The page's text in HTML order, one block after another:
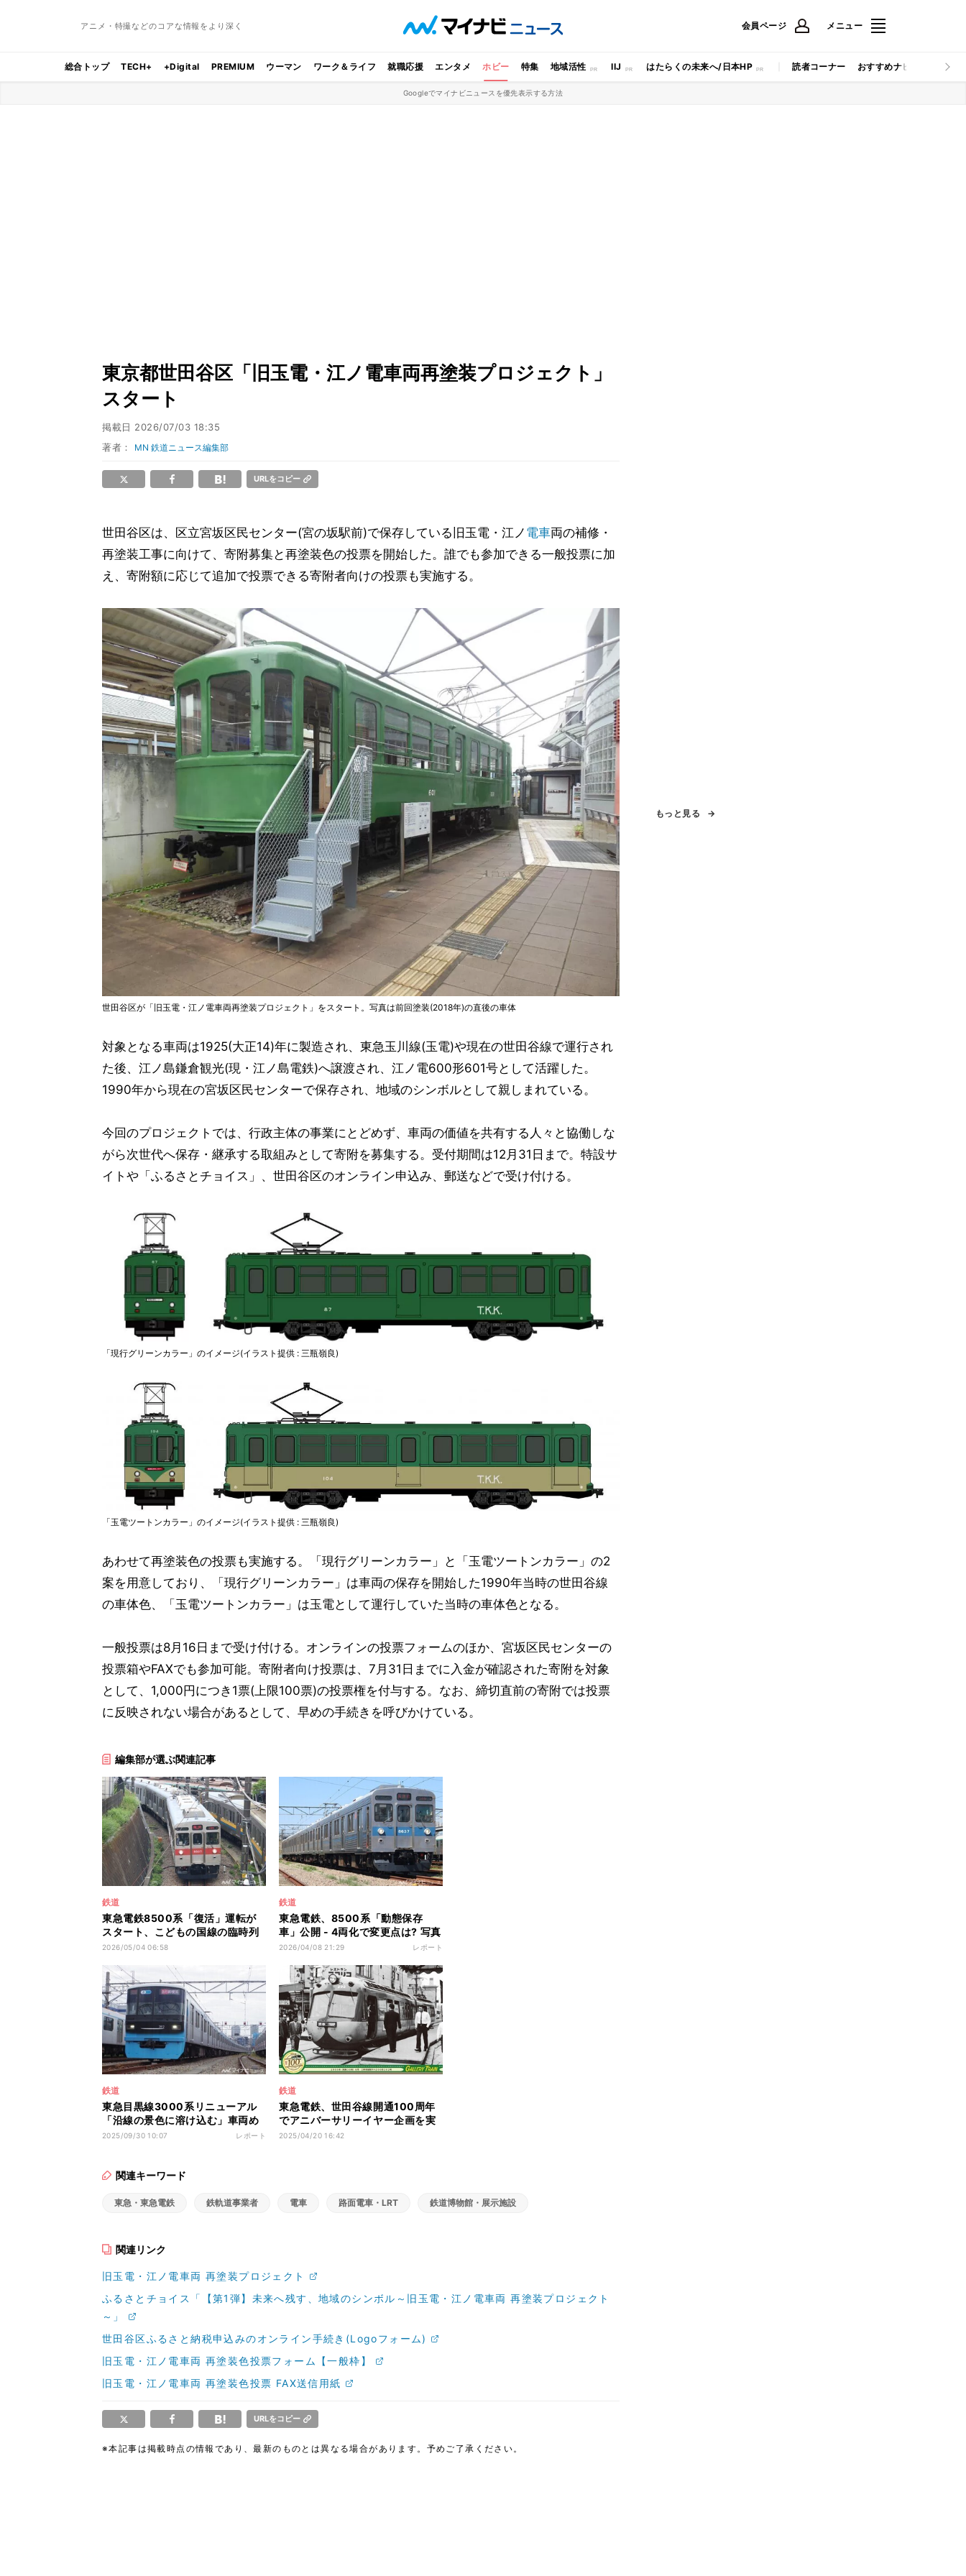
アニメ・特撮などのコアな情報をより深く 会員ページ メニュー
総合トップ TECH+ +Digital PREMIUM ウーマン ワーク＆ライフ 就職応援 エンタメ ホビー 特集 地域活性 IIJ はたらくの未来へ/日本HP 読者コーナー おすすめナビ マイナビ
Googleでマイナビニュースを優先表示する方法
東京都世田谷区「旧玉電・江ノ電車両再塗装プロジェクト」
スタート
掲載日 2026/07/03 18:35
著者： MN 鉄道ニュース編集部
URLをコピー
世田谷区は、区立宮坂区民センター(宮の坂駅前)で保存している旧玉電・江ノ 電車両の補修・
再塗装工事に向けて、寄附募集と再塗装色の投票を開始した。誰でも参加できる一般投票に加
え、寄附額に応じて追加で投票できる寄附者向けの投票も実施する。
世田谷区が「旧玉電・江ノ電車両再塗装プロジェクト」をスタート。写真は前回塗装(2018年)の直後の車体
対象となる車両は1925(大正14)年に製造され、東急玉川線(玉電)や現在の世田谷線で運行され
た後、江ノ島鎌倉観光(現・江ノ島電鉄)へ譲渡され、江ノ電600形601号として活躍した。
1990年から現在の宮坂区民センターで保存され、地域のシンボルとして親しまれている。
今回のプロジェクトでは、行政主体の事業にとどめず、車両の価値を共有する人々と協働しな
がら次世代へ保存・継承する取組みとして寄附を募集する。受付期間は12月31日まで。特設サ
イトや「ふるさとチョイス」、世田谷区のオンライン申込み、郵送などで受け付ける。
「現行グリーンカラー」のイメージ(イラスト提供 : 三瓶嶺良)
「玉電ツートンカラー」のイメージ(イラスト提供 : 三瓶嶺良)
あわせて再塗装色の投票も実施する。「現行グリーンカラー」と「玉電ツートンカラー」の2
案を用意しており、「現行グリーンカラー」は車両の保存を開始した1990年当時の世田谷線
の車体色、「玉電ツートンカラー」は玉電として運行していた当時の車体色となる。
一般投票は8月16日まで受け付ける。オンラインの投票フォームのほか、宮坂区民センターの
投票箱やFAXでも参加可能。寄附者向け投票は、7月31日までに入金が確認された寄附を対象
として、1,000円につき1票(上限100票)の投票権を付与する。なお、締切直前の寄附では投票
に反映されない場合があるとして、早めの手続きを呼びかけている。
編集部が選ぶ関連記事
鉄道
東急電鉄8500系「復活」運転が
スタート、こどもの国線の臨時列
車に
2026/05/04 06:58
鉄道
東急電鉄、8500系「動態保存
車」公開 - 4両化で変更点は? 写真
55枚
2026/04/08 21:29 レポート
鉄道
東急目黒線3000系リニューアル
「沿線の景色に溶け込む」車両め
ざす
2025/09/30 10:07 レポート
鉄道
東急電鉄、世田谷線開通100周年
でアニバーサリーイヤー企画を実
施
2025/04/20 16:42
関連キーワード
東急・東急電鉄 鉄軌道事業者 電車 路面電車・LRT 鉄道博物館・展示施設
関連リンク
旧玉電・江ノ電車両 再塗装プロジェクト
ふるさとチョイス「【第1弾】未来へ残す、地域のシンボル～旧玉電・江ノ電車両 再塗装プロジェクト
～」
世田谷区ふるさと納税申込みのオンライン手続き(Logoフォーム)
旧玉電・江ノ電車両 再塗装色投票フォーム【一般枠】
旧玉電・江ノ電車両 再塗装色投票 FAX送信用紙
URLをコピー
※本記事は掲載時点の情報であり、最新のものとは異なる場合があります。予めご了承ください。
もっと見る